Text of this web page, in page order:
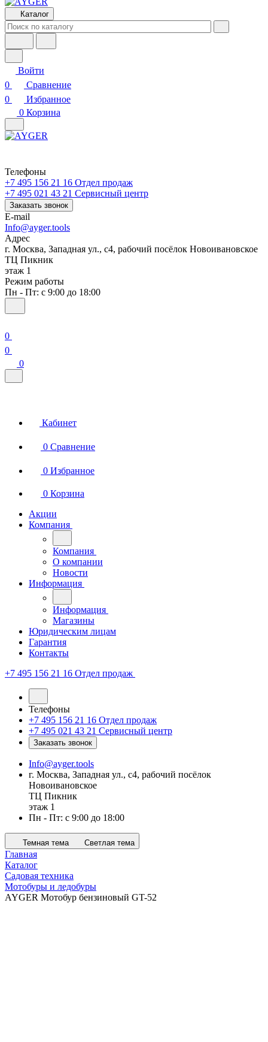
Каталог
Войти
0
Сравнение
0
Избранное
0 Корзина
Телефоны
+7 495 156 21 16 Отдел продаж
+7 495 021 43 21 Cервисный центр
Заказать звонок
E-mail
Info@ayger.tools
Адрес
г. Москва, Западная ул., с4, рабочий посёлок Новоивановское
ТЦ Пикник
этаж 1
Режим работы
Пн - Пт: с 9:00 до 18:00
0
0
0
Кабинет
0 Сравнение
0 Избранное
0 Корзина
Акции
Компания
Компания
О компании
Новости
Информация
Информация
Магазины
Юридическим лицам
Гарантия
Контакты
+7 495 156 21 16 Отдел продаж
Телефоны
+7 495 156 21 16 Отдел продаж
+7 495 021 43 21 Cервисный центр
Заказать звонок
Info@ayger.tools
г. Москва, Западная ул., с4, рабочий посёлок
Новоивановское
ТЦ Пикник
этаж 1
Пн - Пт: с 9:00 до 18:00
Темная тема Светлая тема
Главная
Каталог
Садовая техника
Мотобуры и ледобуры
AYGER Мотобур бензиновый GT-52